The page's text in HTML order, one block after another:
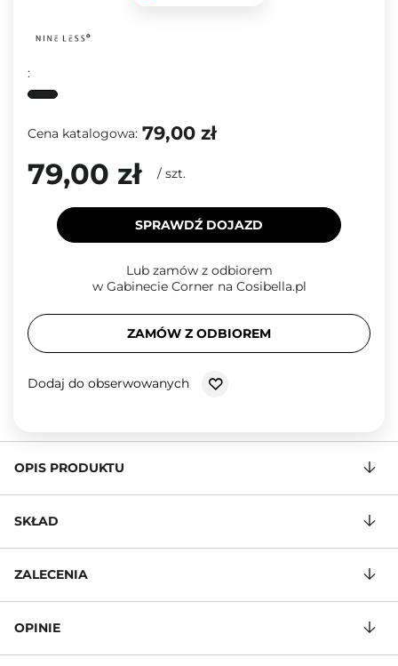
:
Cena katalogowa: 79,00 zł
79,00 zł / szt.
SPRAWDŹ DOJAZD
Lub zamów z odbiorem
w Gabinecie Corner na Cosibella.pl
ZAMÓW Z ODBIOREM
Dodaj do obserwowanych
OPIS PRODUKTU
SKŁAD
ZALECENIA
OPINIE